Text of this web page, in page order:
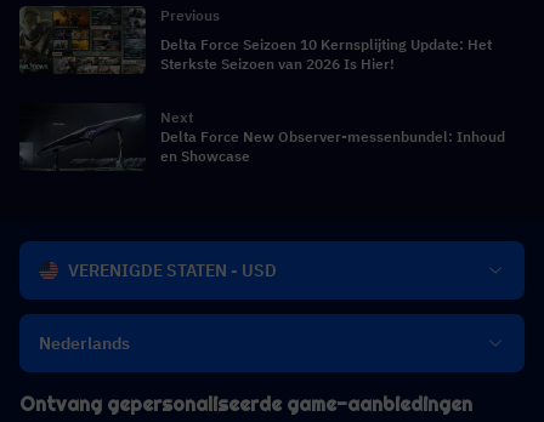
Previous
Delta Force Seizoen 10 Kernsplijting Update: Het
Sterkste Seizoen van 2026 Is Hier!
Next
Delta Force New Observer-messenbundel: Inhoud
en Showcase
VERENIGDE STATEN - USD
Nederlands
Ontvang gepersonaliseerde game-aanbiedingen